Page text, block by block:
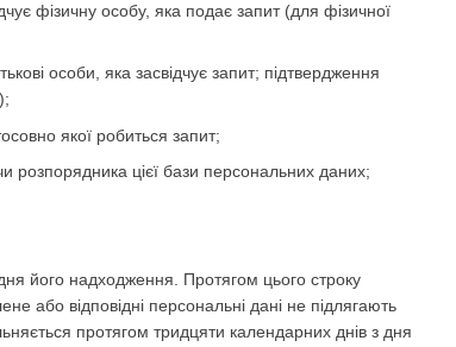
фізичну особу, яка подає запит (для фізичної
особи, яка засвідчує запит; підтвердження
якої робиться запит;
розпорядника цієї бази персональних даних;
його надходження. Протягом цього строку
або відповідні персональні дані не підлягають
протягом тридцяти календарних днів з дня